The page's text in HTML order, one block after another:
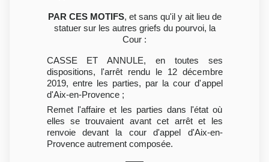
PAR CES MOTIFS, et sans qu'il y ait lieu de
statuer sur les autres griefs du pourvoi, la
Cour :
CASSE ET ANNULE, en toutes ses
dispositions, l'arrêt rendu le 12 décembre
2019, entre les parties, par la cour d'appel
d'Aix-en-Provence ;
Remet l'affaire et les parties dans l'état où
elles se trouvaient avant cet arrêt et les
renvoie devant la cour d'appel d'Aix-en-
Provence autrement composée.